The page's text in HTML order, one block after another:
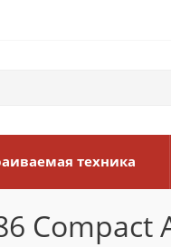
техника
Compact